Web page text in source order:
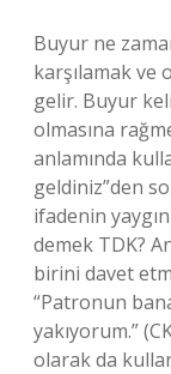
Buyur ne
karşılamak ve
gelir. Buyur
olmasına
anlamında
geldiniz”den
ifadenin
demek TDK?
birini davet
“Patronun
yakıyorum.”
olarak da